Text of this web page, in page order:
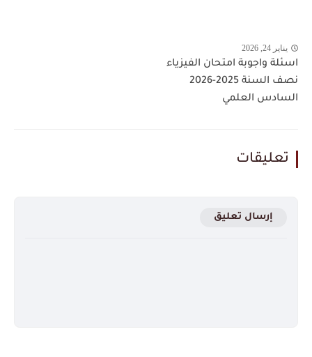
يناير 24, 2026
اسئلة واجوبة امتحان الفيزياء
نصف السنة 2025-2026
السادس العلمي
تعليقات
إرسال تعليق